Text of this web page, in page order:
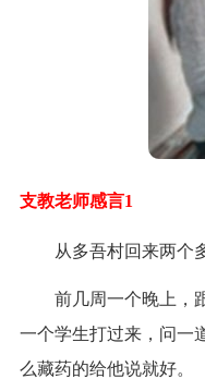
支教老师感言1
从多吾村回来两个多
前几周一个晚上，跟
一个学生打过来，问一
么藏药的给他说就好。